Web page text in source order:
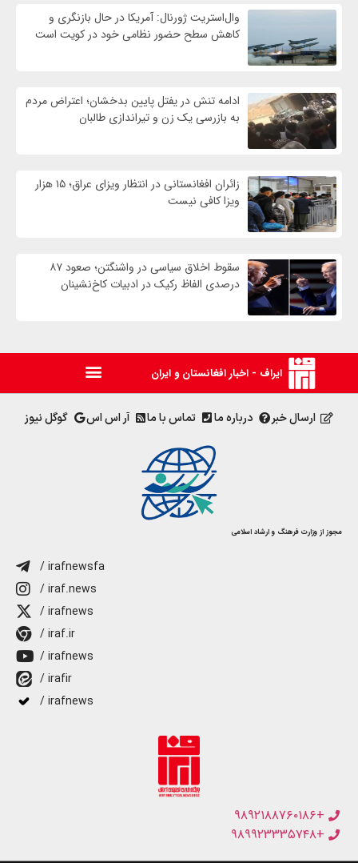
وال‌استریت ژورنال: آمریکا در حال بازنگری و
کاهش سطح حضور نظامی خود در کویت است
ادامه تنش در یفتل پایین بدخشان؛ اعتراض مردم
به بازرسی یک زن و تیراندازی طالبان
زائران افغانستانی در انتظار ویزای عراق؛ ۱۵ هزار
ویزا کافی نیست
سقوط اخلاق سیاسی در واشنگتن؛ صعود ۸۷
درصدی الفاظ رکیک در ادبیات کاخ‌نشینان
ایراف - اخبار افغانستان و ایران
ارسال خبر درباره ما تماس با ما آر اس اس گوگل نیوز
مجوز از وزارت فرهنگ و ارشاد اسلامی
/ irafnewsfa
/ iraf.news
/ irafnews
/ iraf.ir
/ irafnews
/ irafir
/ irafnews
+۹۸۹۲۱۸۸۷۶۰۱۸۶
+۹۸۹۹۲۳۳۳۵۷۴۸